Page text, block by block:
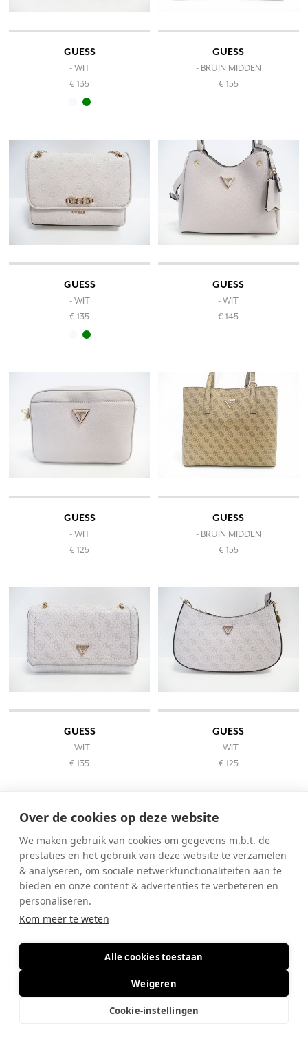
Over de cookies op deze website
We maken gebruik van cookies om gegevens m.b.t. de
prestaties en het gebruik van deze website te verzamelen
& analyseren, om sociale netwerkfunctionaliteiten aan te
bieden en onze content & advertenties te verbeteren en
personaliseren.
Kom meer te weten
Alle cookies toestaan
Weigeren
Cookie-instellingen
GUESS
- WIT
€ 135
GUESS
- BRUIN MIDDEN
€ 155
GUESS
- WIT
€ 135
GUESS
- WIT
€ 145
GUESS
- WIT
€ 125
GUESS
- BRUIN MIDDEN
€ 155
GUESS
- WIT
€ 135
GUESS
- WIT
€ 125
GUESS
- BRUIN DONKER
GUESS